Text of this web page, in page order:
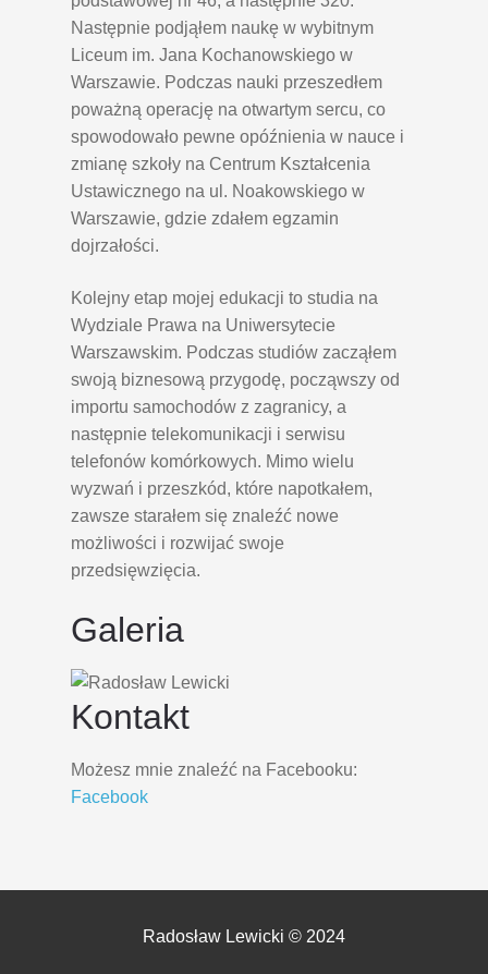
Następnie podjąłem naukę w wybitnym
Liceum im. Jana Kochanowskiego w
Warszawie. Podczas nauki przeszedłem
poważną operację na otwartym sercu, co
spowodowało pewne opóźnienia w nauce i
zmianę szkoły na Centrum Kształcenia
Ustawicznego na ul. Noakowskiego w
Warszawie, gdzie zdałem egzamin
dojrzałości.
Kolejny etap mojej edukacji to studia na
Wydziale Prawa na Uniwersytecie
Warszawskim. Podczas studiów zacząłem
swoją biznesową przygodę, począwszy od
importu samochodów z zagranicy, a
następnie telekomunikacji i serwisu
telefonów komórkowych. Mimo wielu
wyzwań i przeszkód, które napotkałem,
zawsze starałem się znaleźć nowe
możliwości i rozwijać swoje
przedsięwzięcia.
Galeria
Kontakt
Możesz mnie znaleźć na Facebooku:
Facebook
Radosław Lewicki © 2024